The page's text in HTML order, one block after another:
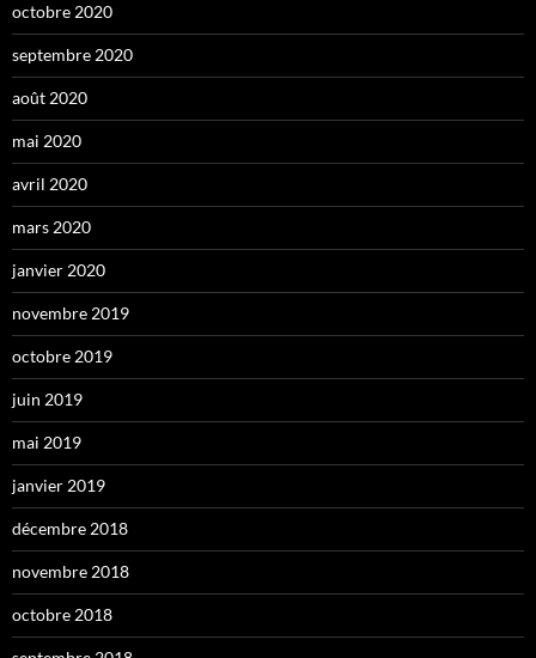
octobre 2020
septembre 2020
août 2020
mai 2020
avril 2020
mars 2020
janvier 2020
novembre 2019
octobre 2019
juin 2019
mai 2019
janvier 2019
décembre 2018
novembre 2018
octobre 2018